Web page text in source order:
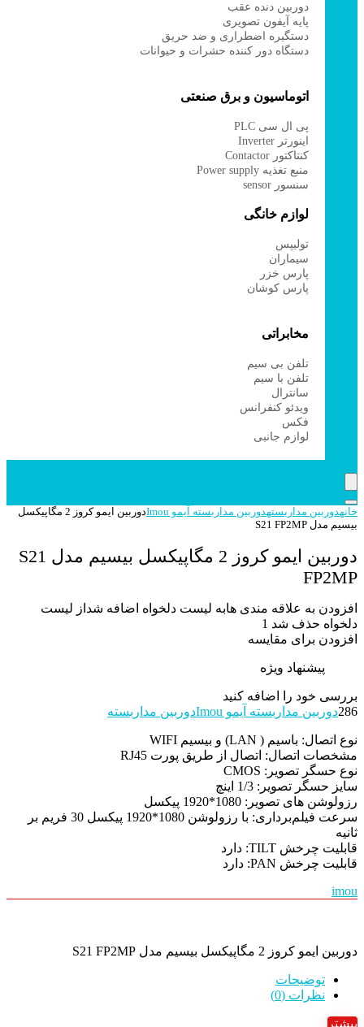
دوربین دنده عقب
پایه آیفون تصویری
دستگیره اضطراری و ضد حریق
دستگاه دور کننده حشرات و حیوانات
اتوماسیون و برق صنعتی
پی ال سی PLC
اینورتر Inverter
کنتاکتور Contactor
منبع تغذیه Power supply
سنسور sensor
لوازم خانگی
تولیپس
سیماران
پارس خزر
پارس کوشان
مخابراتی
تلفن بی سیم
تلفن با سیم
سانترال
ویدئو کنفرانس
فکس
لوازم جانبی
خانهدوربین مداربستهدوربین مداربسته آیمو Imou
دوربین ایمو کروز 2 مگاپیکسل
بیسیم مدل S21 FP2MP
دوربین ایمو کروز 2 مگاپیکسل بیسیم مدل S21
FP2MP
افزودن به علاقه مندی هابه لیست دلخواه اضافه شد از لیست
دلخواه حذف شد 1
افزودن برای مقایسه
پیشنهاد ویژه
بررسی خود را اضافه کنید
286دوربین مداربسته آیمو Imou دوربین مداربسته
نوع اتصال: باسیم ( LAN) و بیسیم WIFI
مشخصات اتصال: اتصال از طریق پورت RJ45
نوع حسگر تصویر: CMOS
سایز حسگر تصویر: 1/3 اینچ
رزولوشن ‌های تصویر: 1080*1920 پیکسل
سرعت فیلم‌برداری: با رزولوشن 1080*1920 پیکسل 30 فریم بر
ثانیه
قابلیت چرخش TILT: دارد
قابلیت چرخش PAN: دارد
imou
دوربین ایمو کروز 2 مگاپیکسل بیسیم مدل S21 FP2MP
توضیحات
نظرات (0)
بیشتر